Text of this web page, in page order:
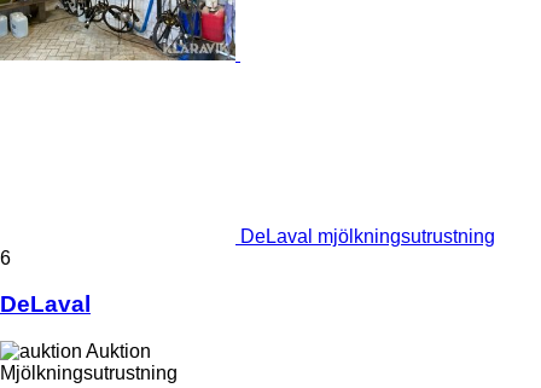
DeLaval mjölkningsutrustning
6
DeLaval
Auktion
Mjölkningsutrustning